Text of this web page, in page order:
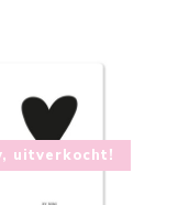
uitverkocht!